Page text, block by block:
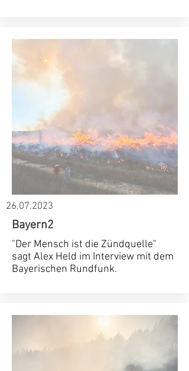
26.07.2023
Bayern2
"Der Mensch ist die Zündquelle"
sagt Alex Held im Interview mit dem
Bayerischen Rundfunk.